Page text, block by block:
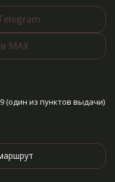
MAX
(один из пунктов выдачи)